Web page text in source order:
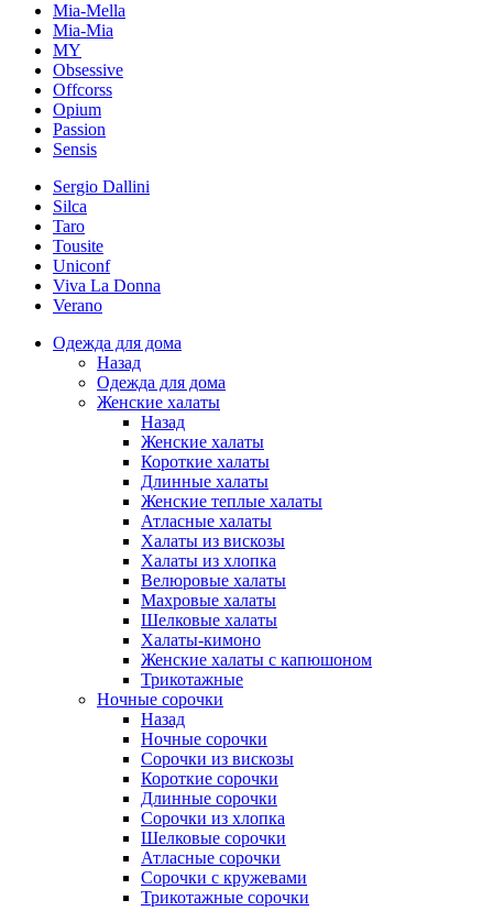
Mia-Mella
Mia-Mia
MY
Obsessive
Offcorss
Opium
Passion
Sensis
Sergio Dallini
Silca
Taro
Tousite
Uniconf
Viva La Donna
Verano
Одежда для дома
Назад
Одежда для дома
Женские халаты
Назад
Женские халаты
Короткие халаты
Длинные халаты
Женские теплые халаты
Атласные халаты
Халаты из вискозы
Халаты из хлопка
Велюровые халаты
Махровые халаты
Шелковые халаты
Халаты-кимоно
Женские халаты с капюшоном
Трикотажные
Ночные сорочки
Назад
Ночные сорочки
Сорочки из вискозы
Короткие сорочки
Длинные сорочки
Сорочки из хлопка
Шелковые сорочки
Атласные сорочки
Сорочки с кружевами
Трикотажные сорочки